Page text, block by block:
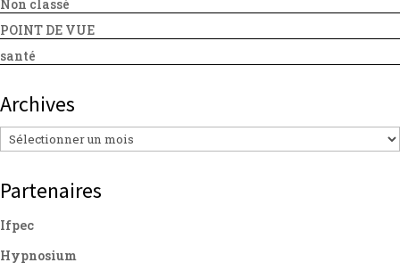
Non classé
POINT DE VUE
santé
Archives
Archives
Partenaires
Ifpec
Hypnosium